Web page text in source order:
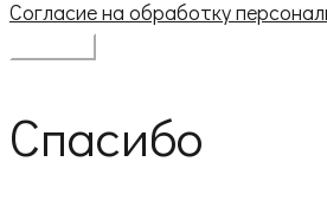
Согласие на обработку
Спасибо